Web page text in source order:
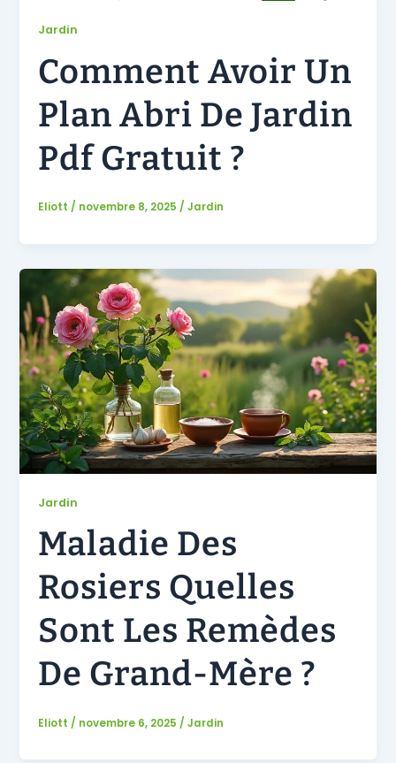
Jardin
Comment Avoir Un
Plan Abri De Jardin
Pdf Gratuit ?
Eliott / novembre 8, 2025 / Jardin
Jardin
Maladie Des
Rosiers Quelles
Sont Les Remèdes
De Grand-Mère ?
Eliott / novembre 6, 2025 / Jardin